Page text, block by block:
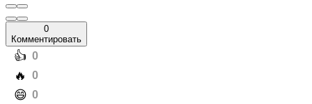
0
Комментировать
️👍 0
️🔥 0
️😄 0